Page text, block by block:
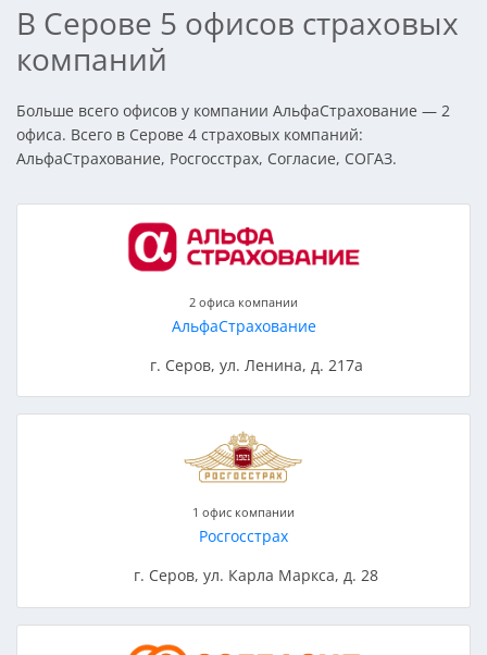
В Серове 5 офисов страховых
компаний
Больше всего офисов у компании АльфаСтрахование — 2
офиса. Всего в Серове 4 страховых компаний:
АльфаСтрахование, Росгосстрах, Согласие, СОГАЗ.
2 офиса компании
АльфаСтрахование
г. Серов, ул. Ленина, д. 217а
1 офис компании
Росгосстрах
г. Серов, ул. Карла Маркса, д. 28